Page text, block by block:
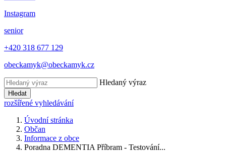
Instagram
senior
+420 318 677 129
obeckamyk@obeckamyk.cz
Hledaný výraz
Hledat
rozšířené vyhledávání
Úvodní stránka
Občan
Informace z obce
Poradna DEMENTIA Příbram - Testování...